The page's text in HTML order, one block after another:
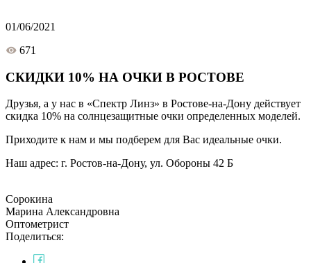
01/06/2021
671
СКИДКИ 10% НА ОЧКИ В РОСТОВЕ
Друзья, а у нас в «Спектр Линз» в Ростове-на-Дону действует
скидка 10% на солнцезащитные очки определенных моделей.
Приходите к нам и мы подберем для Вас идеальные очки.
Наш адрес: г. Ростов-на-Дону, ул. Обороны 42 Б
Сорокина
Марина Александровна
Оптометрист
Поделиться: